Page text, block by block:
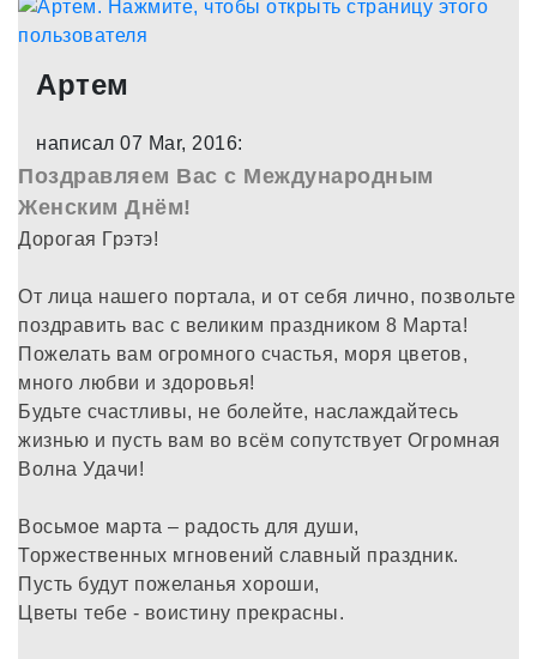
Артем
написал 07 Mar, 2016:
Поздравляем Вас с Международным
Женским Днём!
Дорогая Грэтэ!
От лица нашего портала, и от себя лично, позвольте
поздравить вас с великим праздником 8 Марта!
Пожелать вам огромного счастья, моря цветов,
много любви и здоровья!
Будьте счастливы, не болейте, наслаждайтесь
жизнью и пусть вам во всём сопутствует Огромная
Волна Удачи!
Восьмое марта – радость для души,
Торжественных мгновений славный праздник.
Пусть будут пожеланья хороши,
Цветы тебе - воистину прекрасны.